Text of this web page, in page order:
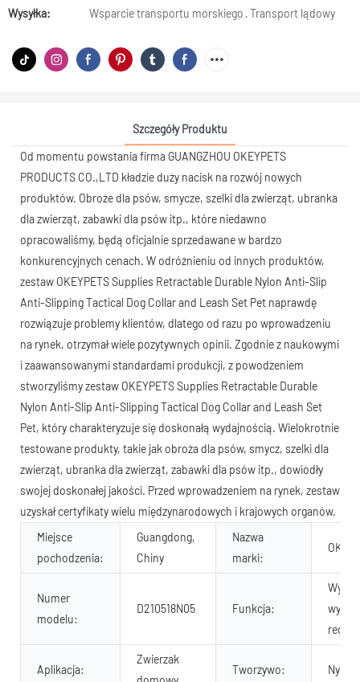
Wysyłka:
Wsparcie transportu morskiego · Transport lądowy
Szczegóły Produktu
Od momentu powstania firma GUANGZHOU OKEYPETS
PRODUCTS CO.,LTD kładzie duży nacisk na rozwój nowych
produktów. Obroże dla psów, smycze, szelki dla zwierząt, ubranka
dla zwierząt, zabawki dla psów itp., które niedawno
opracowaliśmy, będą oficjalnie sprzedawane w bardzo
konkurencyjnych cenach. W odróżnieniu od innych produktów,
zestaw OKEYPETS Supplies Retractable Durable Nylon Anti-Slip
Anti-Slipping Tactical Dog Collar and Leash Set Pet naprawdę
rozwiązuje problemy klientów, dlatego od razu po wprowadzeniu
na rynek, otrzymał wiele pozytywnych opinii. Zgodnie z naukowymi
i zaawansowanymi standardami produkcji, z powodzeniem
stworzyliśmy zestaw OKEYPETS Supplies Retractable Durable
Nylon Anti-Slip Anti-Slipping Tactical Dog Collar and Leash Set
Pet, który charakteryzuje się doskonałą wydajnością. Wielokrotnie
testowane produkty, takie jak obroża dla psów, smycz, szelki dla
zwierząt, ubranka dla zwierząt, zabawki dla psów itp., dowiodły
swojej doskonałej jakości. Przed wprowadzeniem na rynek, zestaw
uzyskał certyfikaty wielu międzynarodowych i krajowych organów.
Miejsce
pochodzenia:
Guangdong,
Chiny
Nazwa
marki:
Numer
modelu:
D210518N05 Funkcja:
Aplikacja:
Zwierzak
Tworzywo: